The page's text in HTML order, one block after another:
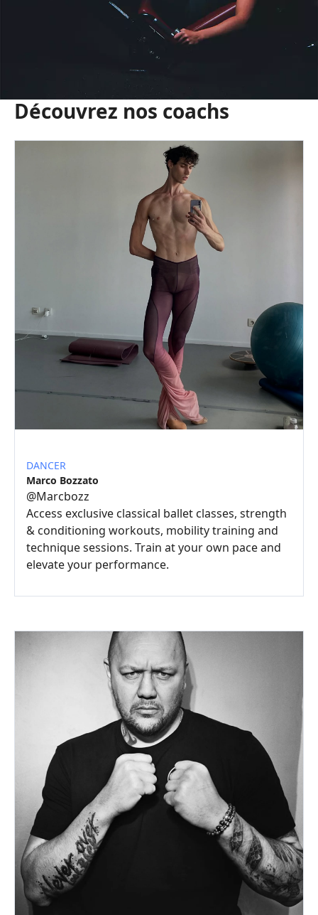
Découvrez nos coachs
DANCER
Marco Bozzato
@Marcbozz
Access exclusive classical ballet classes, strength
& conditioning workouts, mobility training and
technique sessions. Train at your own pace and
elevate your performance.